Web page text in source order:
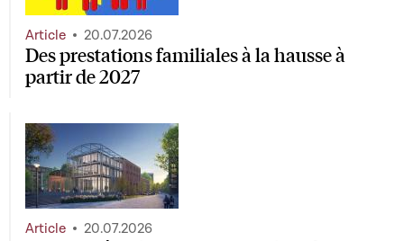
Des prestations familiales à la hausse à
partir de 2027
Article 20.07.2026
Article 20.07.2026